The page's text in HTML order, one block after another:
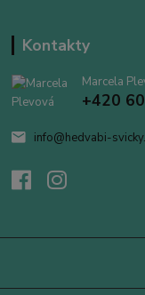
Kontakty
Marcela
+420
info@hedvabi-